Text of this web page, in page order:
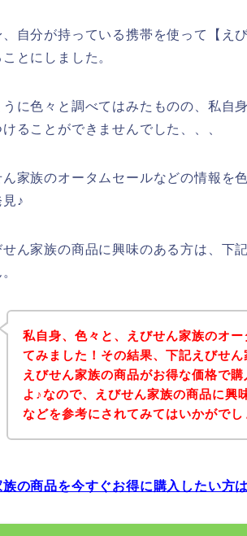
、自分が持っている携帯を使って【え
とにしました。
に色々と調べてはみたものの、私自
ることができませんでした、、、
家族のオータムセールなどの情報を
♪
ん家族の商品に興味のある方は、下
私自身、色々と、えびせん家族のオ
てみました！その結果、下記えびせん
えびせん家族の商品がお得な価格で
よ♪なので、えびせん家族の商品に興
などを参考にされてみてはいかがでし
族の商品を今すぐお得に購入したい方